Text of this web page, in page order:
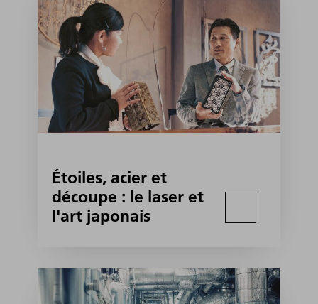
Étoiles, acier et
découpe : le laser et
l'art japonais